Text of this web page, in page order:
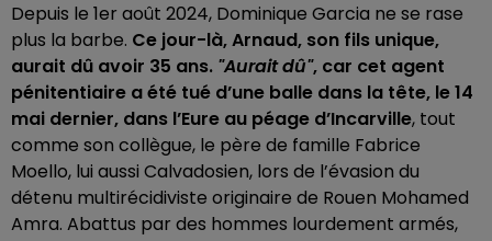
Depuis le 1er août 2024, Dominique Garcia ne se rase
plus la barbe. Ce jour-là, Arnaud, son fils unique,
aurait dû avoir 35 ans. "Aurait dû", car cet agent
pénitentiaire a été tué d’une balle dans la tête, le 14
mai dernier, dans l’Eure au péage d’Incarville, tout
comme son collègue, le père de famille Fabrice
Moello, lui aussi Calvadosien, lors de l’évasion du
détenu multirécidiviste originaire de Rouen Mohamed
Amra. Abattus par des hommes lourdement armés,